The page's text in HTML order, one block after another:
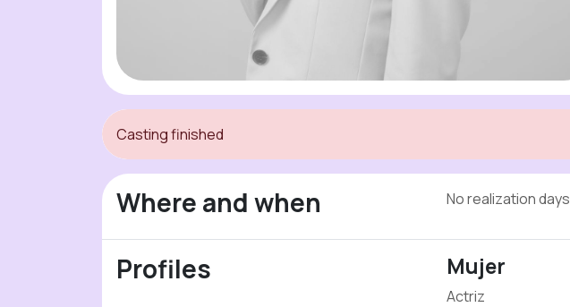
Casting finished
Where and when No realization days
Profiles Mujer
Actriz